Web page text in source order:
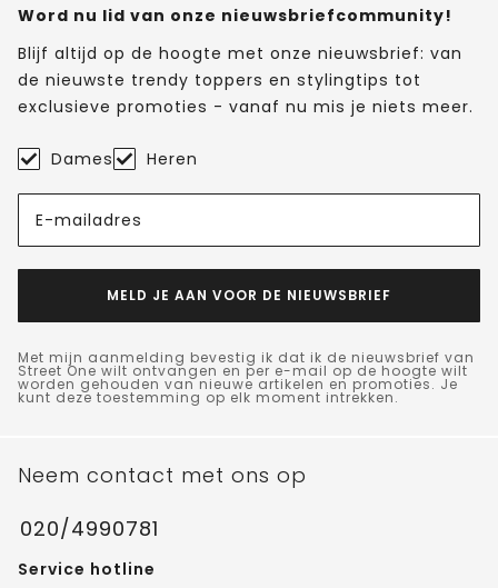
Word nu lid van onze nieuwsbriefcommunity!
Blijf altijd op de hoogte met onze nieuwsbrief: van
de nieuwste trendy toppers en stylingtips tot
exclusieve promoties - vanaf nu mis je niets meer.
Dames Heren
E-mailadres
MELD JE AAN VOOR DE NIEUWSBRIEF
Met mijn aanmelding bevestig ik dat ik de nieuwsbrief van
Street One wilt ontvangen en per e-mail op de hoogte wilt
worden gehouden van nieuwe artikelen en promoties. Je
kunt deze toestemming op elk moment intrekken.
Neem contact met ons op
020/4990781
Service hotline